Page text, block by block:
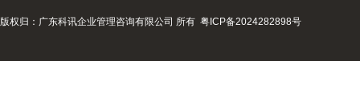
版权归：广东科讯企业管理咨询有限公司 所有 粤ICP备2024282898号